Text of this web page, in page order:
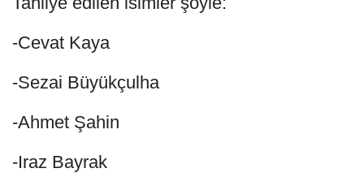
-Cevat Kaya
-Sezai Büyükçulha
-Ahmet Şahin
-Iraz Bayrak